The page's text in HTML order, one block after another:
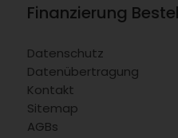
Finanzierung
Datenschutz
Datenübertragung
Kontakt
Sitemap
AGBs